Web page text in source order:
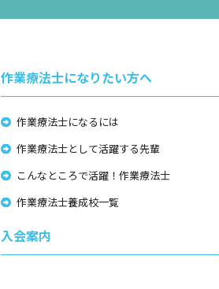
作業療法士になりたい方へ
作業療法士になるには
作業療法士として活躍する先輩
こんなところで活躍！作業療法士
作業療法士養成校一覧
入会案内